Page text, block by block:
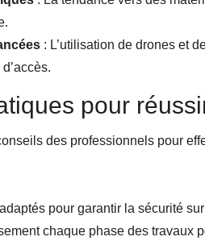
: L’utilisation de drones et
pour
des professionnels pour
pour garantir la sécurité
chaque phase des travaux